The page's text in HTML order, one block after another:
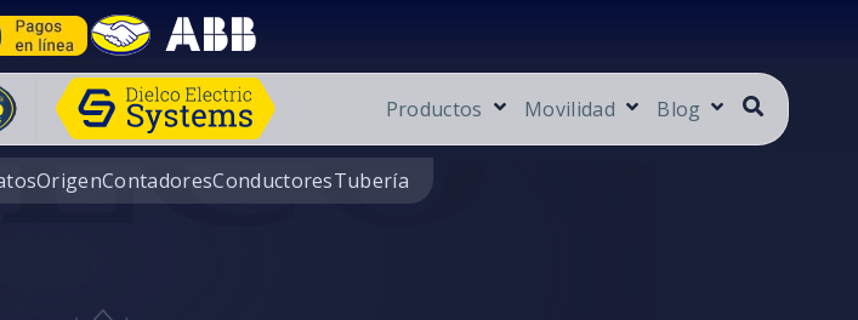
Productos Movilidad Blog
OrigenContadoresConductoresTubería